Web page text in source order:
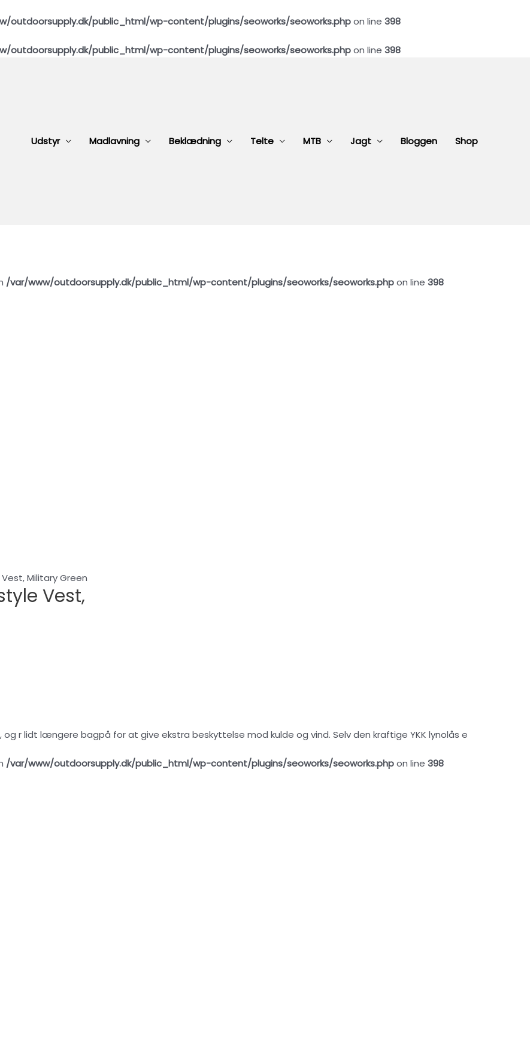
outdoorsupply.dk/public_html/wp-content/plugins/seoworks/seoworks.phpon line 398
outdoorsupply.dk/public_html/wp-content/plugins/seoworks/seoworks.phpon line 398
Udstyr Madlavning Beklædning Telte MTB Jagt Bloggen Shop
/var/www/outdoorsupply.dk/public_html/wp-content/plugins/seoworks/seoworks.phpon line 398
Military Green
Vest,
r lidt længere bagpå for at give ekstra beskyttelse mod kulde og vind. Selv den kraftige YKK lynolås e
/var/www/outdoorsupply.dk/public_html/wp-content/plugins/seoworks/seoworks.phpon line 398